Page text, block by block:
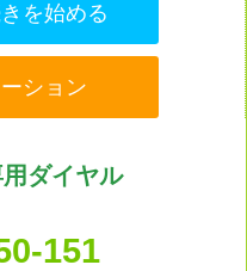
を始める
ション
ダイヤル
151